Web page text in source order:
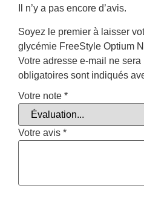
Il n’y a pas encore d’avis.
Soyez le premier à laisser
glycémie FreeStyle Optium
Votre adresse e-mail ne sera
obligatoires sont indiqués
Votre note *
Votre avis *